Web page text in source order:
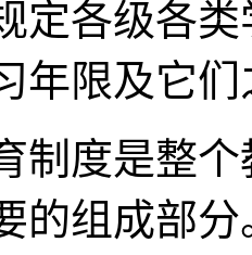
定各级各
年限及它
度是整个
的组成部